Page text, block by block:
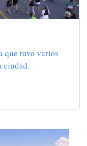
que tuvo varios
ciudad.